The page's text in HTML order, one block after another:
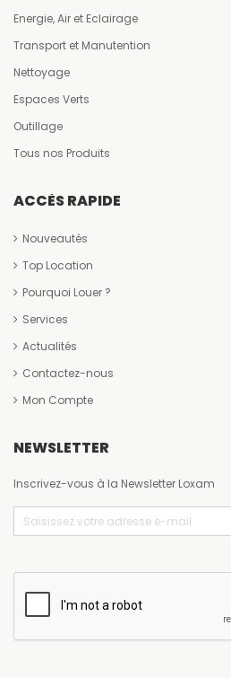
Energie, Air et Eclairage
Transport et Manutention
Nettoyage
Espaces Verts
Outillage
Tous nos Produits
ACCÈS RAPIDE
Nouveautés
Top Location
Pourquoi Louer ?
Services
Actualités
Contactez-nous
Mon Compte
NEWSLETTER
Inscrivez-vous à la Newsletter Loxam
CAPTCHA